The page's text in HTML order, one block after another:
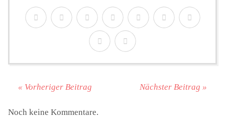
« Vorheriger Beitrag Nächster Beitrag »
Noch keine Kommentare.